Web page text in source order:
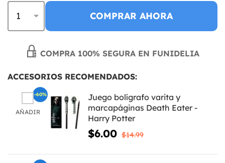
COMPRAR AHORA
COMPRA 100% SEGURA EN FUNIDELIA
ACCESORIOS RECOMENDADOS:
AÑADIR
Juego bolígrafo varita y
marcapáginas Death Eater -
Harry Potter
$6.00 $14.99
-60%